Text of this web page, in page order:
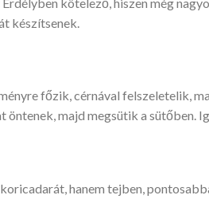
készítsenek.
főzik, cérnával felszeletelik,
majd megsütik a sütőben.
hanem tejben,